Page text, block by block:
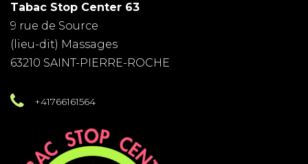
Tabac Stop Center 63
9 rue de Source
(lieu-dit) Massages
63210 SAINT-PIERRE-ROCHE
+41766161564